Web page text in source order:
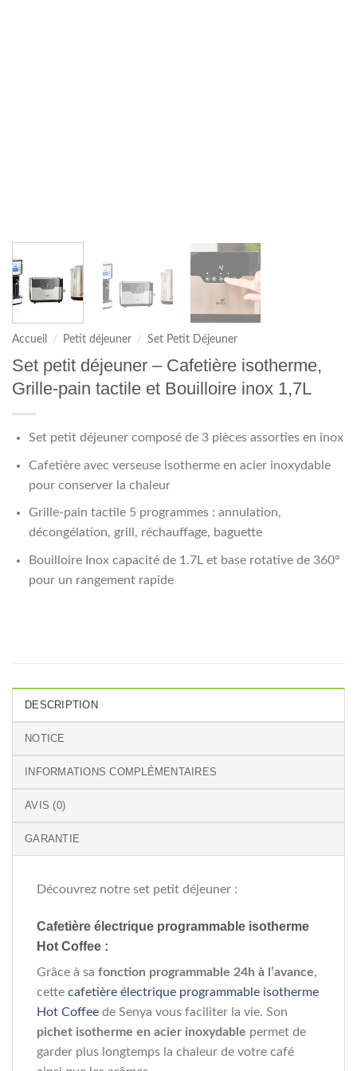
Accueil / Petit déjeuner / Set Petit Déjeuner
Set petit déjeuner – Cafetière isotherme,
Grille-pain tactile et Bouilloire inox 1,7L
Set petit déjeuner composé de 3 pièces assorties en inox
Cafetière avec verseuse isotherme en acier inoxydable
pour conserver la chaleur
Grille-pain tactile 5 programmes : annulation,
décongélation, grill, réchauffage, baguette
Bouilloire Inox capacité de 1.7L et base rotative de 360°
pour un rangement rapide
DESCRIPTION
NOTICE
INFORMATIONS COMPLÉMENTAIRES
AVIS (0)
GARANTIE
Découvrez notre set petit déjeuner :
Cafetière électrique programmable isotherme
Hot Coffee :
Grâce à sa fonction programmable 24h à l’avance,
cette cafetière électrique programmable isotherme
Hot Coffee de Senya vous faciliter la vie. Son
pichet isotherme en acier inoxydable permet de
garder plus longtemps la chaleur de votre café